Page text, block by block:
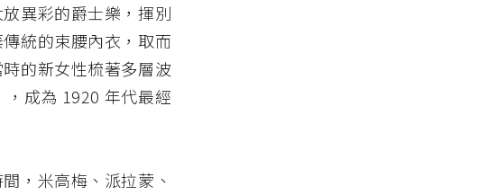
異彩的爵士樂，揮別
統的束腰內衣，取而
的新女性梳著多層波
成為 1920 年代最經
，米高梅、派拉蒙、